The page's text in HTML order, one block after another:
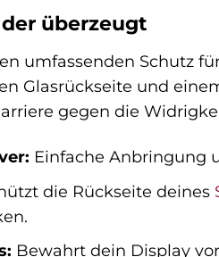
überzeugt
umfassenden Schutz
Glasrückseite und
gegen die
Einfache Anbringung
die Rückseite deines
Bewahrt dein Display